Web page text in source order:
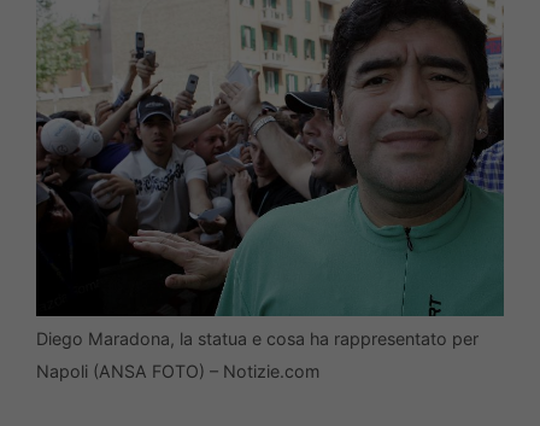
Diego Maradona, la statua e cosa ha rappresentato per
Napoli (ANSA FOTO) – Notizie.com